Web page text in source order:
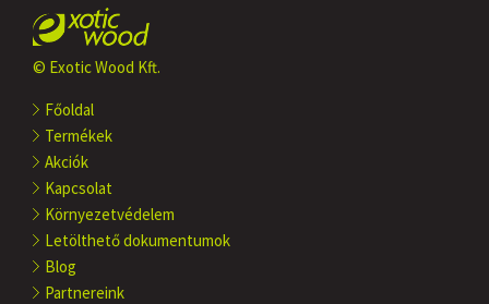
© Exotic Wood Kft.
Főoldal
Termékek
Akciók
Kapcsolat
Környezetvédelem
Letölthető dokumentumok
Blog
Partnereink